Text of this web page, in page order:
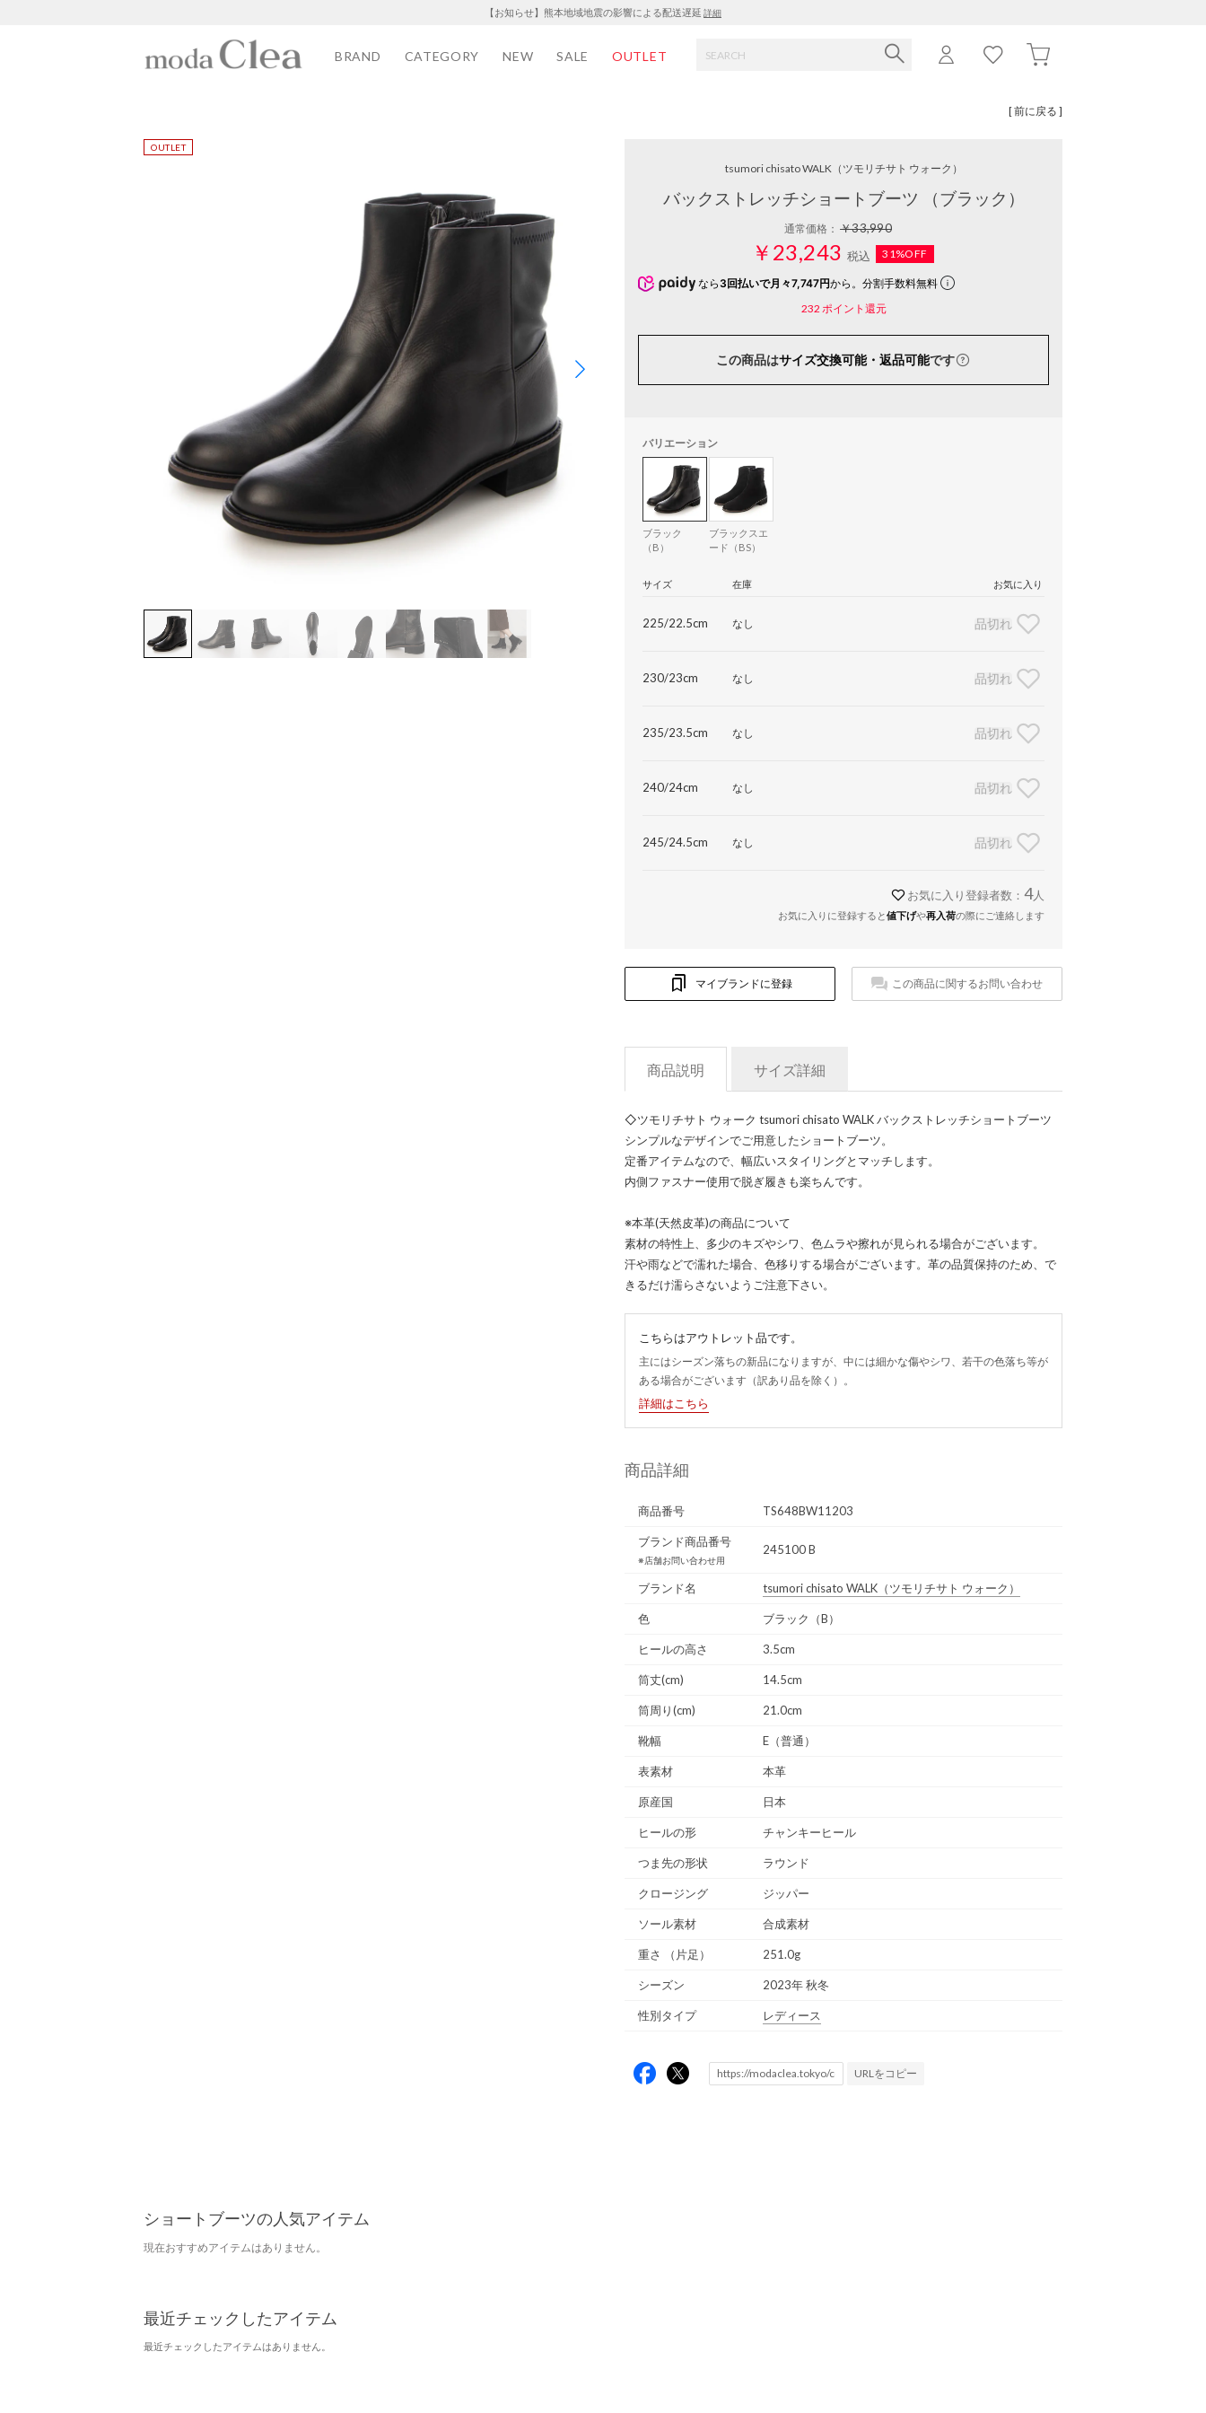
【お知らせ】熊本地域地震の影響による配送遅延 詳細
BRAND CATEGORY NEW SALE OUTLET
[ 前に戻る ]
tsumori chisato WALK（ツモリチサト ウォーク）
バックストレッチショートブーツ （ブラック）
通常価格：￥33,990
￥23,243 税込 31%OFF
なら 3回払いで月々7,747円から。分割手数料無料
232 ポイント還元
この商品はサイズ交換可能・返品可能です
バリエーション
ブラック
（B）
ブラックスエ
ード（BS）
サイズ 在庫 お気に入り
225/22.5cm なし 品切れ
230/23cm なし 品切れ
235/23.5cm なし 品切れ
240/24cm なし 品切れ
245/24.5cm なし 品切れ
お気に入り登録者数： 4人
お気に入りに登録すると値下げや再入荷の際にご連絡します
マイブランドに登録 この商品に関するお問い合わせ
商品説明 サイズ詳細
◇ツモリチサト ウォーク tsumori chisato WALK バックストレッチショートブーツ
シンプルなデザインでご用意したショートブーツ。
定番アイテムなので、幅広いスタイリングとマッチします。
内側ファスナー使用で脱ぎ履きも楽ちんです。
※本革(天然皮革)の商品について
素材の特性上、多少のキズやシワ、色ムラや擦れが見られる場合がございます。
汗や雨などで濡れた場合、色移りする場合がございます。革の品質保持のため、で
きるだけ濡らさないようご注意下さい。
こちらはアウトレット品です。
主にはシーズン落ちの新品になりますが、中には細かな傷やシワ、若干の色落ち等が
ある場合がございます（訳あり品を除く）。
詳細はこちら
商品詳細
商品番号 TS648BW11203
ブランド商品番号
※店舗お問い合わせ用
245100 B
ブランド名 tsumori chisato WALK （ツモリチサト ウォーク）
色 ブラック（B）
ヒールの高さ 3.5cm
筒丈(cm) 14.5cm
筒周り(cm) 21.0cm
靴幅 E（普通）
表素材 本革
原産国 日本
ヒールの形 チャンキーヒール
つま先の形状 ラウンド
クロージング ジッパー
ソール素材 合成素材
重さ （片足） 251.0g
シーズン 2023年 秋冬
性別タイプ レディース
URLをコピー
ショートブーツの人気アイテム
現在おすすめアイテムはありません。
最近チェックしたアイテム
最近チェックしたアイテムはありません。